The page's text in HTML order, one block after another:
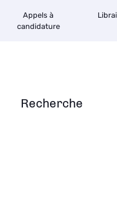
Recherche
Appels à
candidature